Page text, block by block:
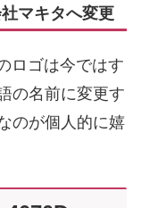
マキタへ変更
ロゴは今ではす
の名前に変更す
のが個人的に嬉